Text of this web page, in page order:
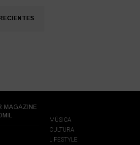
MAGAZINE
MÚSICA
CULTURA
LIFESTYLE